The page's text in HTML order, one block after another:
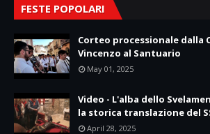
FESTE POPOLARI
Corteo processionale dalla
Vincenzo al Santuario
May 01, 2025
Video - L'alba dello
la storica translazione del
April 28, 2025